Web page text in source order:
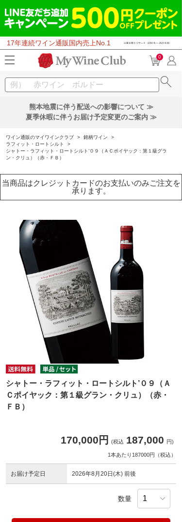
17年連続ワイン通販国内売上No.1
0
熊本地震に伴う配送への影響について ≫
夏季休暇に伴うお届け予定変更のご案内 ≫
ワイン通販のマイワインクラブ > 銘柄ワイン
>
ラフィット・ロートシルト
>
シャトー・ラフィット・ロートシルト’０９（ＡＣポイヤック：第１級グラ
ン・クリュ）（赤・ＦＢ）
当商品はクレジットカードのお支払いのみご注文を
承ります。
シャトー・ラフィット・ロートシルト’０９（Ａ
Ｃポイヤック：第１級グラン・クリュ）（赤・
ＦＢ）
170,000円 (税込 187,000 円)
1本あたり187000円（税込）
お届け予定日 2026年8月20日(木) 前後
数量